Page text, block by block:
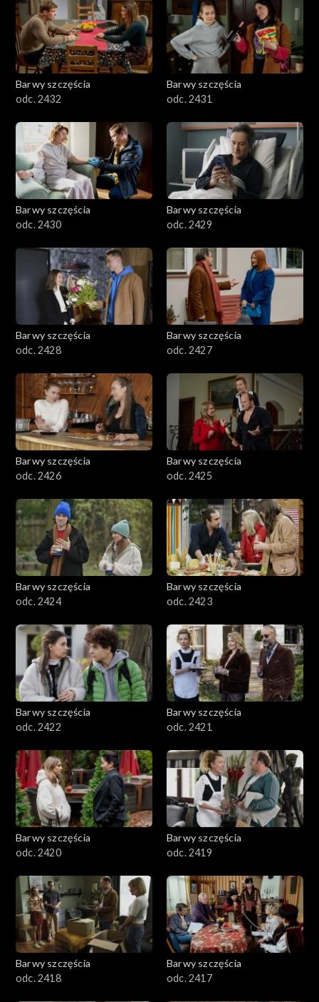
Barwy szczęścia
odc. 2432
Barwy szczęścia
odc. 2431
Barwy szczęścia
odc. 2430
Barwy szczęścia
odc. 2429
Barwy szczęścia
odc. 2428
Barwy szczęścia
odc. 2427
Barwy szczęścia
odc. 2426
Barwy szczęścia
odc. 2425
Barwy szczęścia
odc. 2424
Barwy szczęścia
odc. 2423
Barwy szczęścia
odc. 2422
Barwy szczęścia
odc. 2421
Barwy szczęścia
odc. 2420
Barwy szczęścia
odc. 2419
Barwy szczęścia
odc. 2418
Barwy szczęścia
odc. 2417